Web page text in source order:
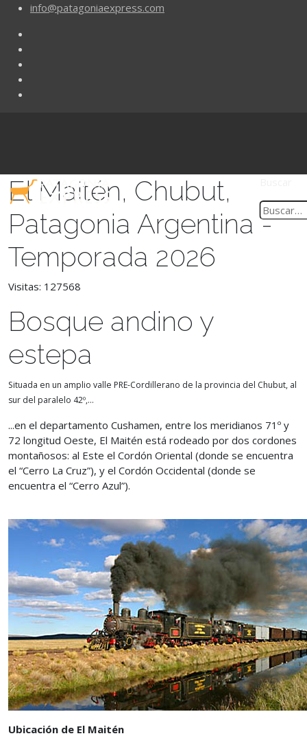
info@patagoniaexpress.com
El Maitén, Chubut,
Patagonia Argentina -
Temporada 2026
Visitas: 127568
Bosque andino y
estepa
Situada en un amplio valle PRE-Cordillerano de la provincia del Chubut, al
sur del paralelo 42º,...
...en el departamento Cushamen, entre los meridianos 71º y
72 longitud Oeste, El Maitén está rodeado por dos cordones
montañosos: al Este el Cordón Oriental (donde se encuentra
el “Cerro La Cruz”), y el Cordón Occidental (donde se
encuentra el “Cerro Azul”).
Ubicación de El Maitén